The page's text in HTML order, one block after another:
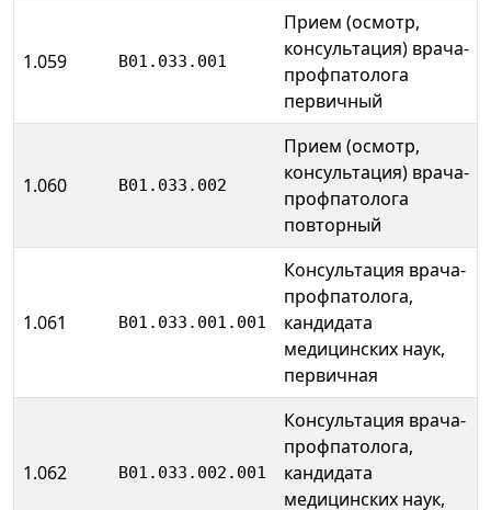
1.059 B01.033.001
Прием (осмотр,
консультация) врача-
профпатолога
первичный
1.060 B01.033.002
Прием (осмотр,
консультация) врача-
профпатолога
повторный
1.061 B01.033.001.001
Консультация врача-
профпатолога,
кандидата
медицинских наук,
первичная
1.062 B01.033.002.001
Консультация врача-
профпатолога,
кандидата
медицинских наук,